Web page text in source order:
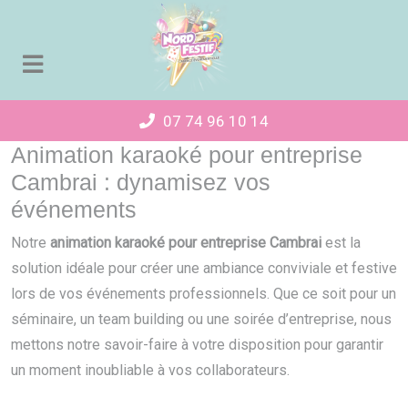
07 74 96 10 14
Animation karaoké pour entreprise
Cambrai : dynamisez vos
événements
Notre animation karaoké pour entreprise Cambrai est la
solution idéale pour créer une ambiance conviviale et festive
lors de vos événements professionnels. Que ce soit pour un
séminaire, un team building ou une soirée d’entreprise, nous
mettons notre savoir-faire à votre disposition pour garantir
un moment inoubliable à vos collaborateurs.
Panneau de gestion des cookies